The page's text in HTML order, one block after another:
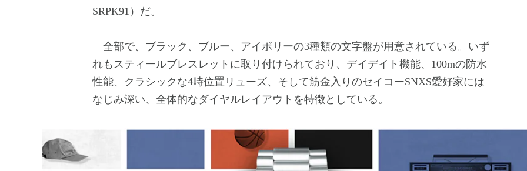
SRPK91）だ。
全部で、ブラック、ブルー、アイボリーの3種類の文字盤が用意されている。いず
れもスティールブレスレットに取り付けられており、デイデイト機能、100mの防水
性能、クラシックな4時位置リューズ、そして筋金入りのセイコーSNXS愛好家には
なじみ深い、全体的なダイヤルレイアウトを特徴としている。